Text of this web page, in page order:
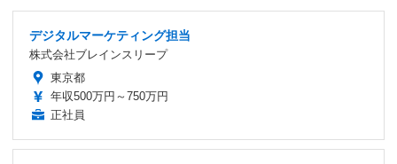
デジタルマーケティング担当
株式会社ブレインスリープ
東京都
年収500万円～750万円
正社員